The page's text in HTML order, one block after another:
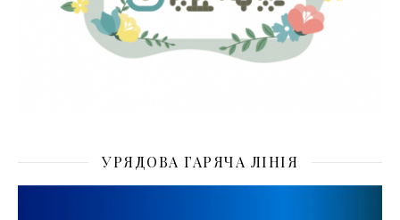
УРЯДОВА ГАРЯЧА ЛІНІЯ